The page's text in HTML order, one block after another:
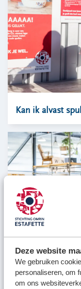
Deze website
We gebruiken
personaliseren, om
om ons
CONTACT
klantenservice
ma-vr 09.00 tot 17.00
058 234 76 00
Word donateur
Kan ik alvast